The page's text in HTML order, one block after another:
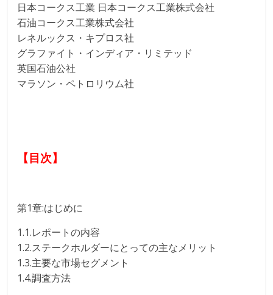
日本コークス工業 日本コークス工業株式会社
石油コークス工業株式会社
レネルックス・キプロス社
グラファイト・インディア・リミテッド
英国石油公社
マラソン・ペトロリウム社
【目次】
第1章:はじめに
1.1.レポートの内容
1.2.ステークホルダーにとっての主なメリット
1.3.主要な市場セグメント
1.4.調査方法